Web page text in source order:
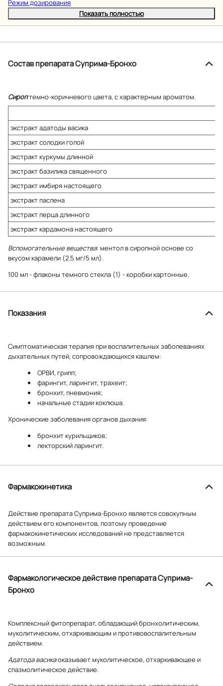
Режим дозирования
Показать полностью
Состав препарата Суприма-Бронхо
Сироптемно-коричневого цвета, с характерным ароматом.
экстракт адатоды васика
экстракт солодки голой
экстракт куркумы длинной
экстракт базилика священного
экстракт имбиря настоящего
экстракт паслена
экстракт перца длинного
экстракт кардамона настоящего
Вспомогательные вещества: ментол в сиропной основе со
вкусом карамели (2.5 мг/5 мл).
100 мл - флаконы темного стекла (1) - коробки картонные.
Показания
Симптоматическая терапия при воспалительных заболеваниях
дыхательных путей, сопровождающихся кашлем:
ОРВИ, грипп;
фарингит, ларингит, трахеит;
бронхит, пневмония;
начальные стадии коклюша.
Хронические заболевания органов дыхания:
бронхит курильщиков;
лекторский ларингит.
Фармакокинетика
Действие препарата Суприма-Бронхо является совокупным
действием его компонентов, поэтому проведение
фармакокинетических исследований не представляется
возможным.
Фармакологическое действие препарата Суприма-
Бронхо
Комплексный фитопрепарат, обладающий бронхолитическим,
муколитическим, отхаркивающим и противовоспалительным
действием.
Адатода васикаоказывает муколитическое, отхаркивающее и
спазмолитическое действие.